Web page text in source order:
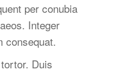
per conubia
Integer
consequat.
Duis